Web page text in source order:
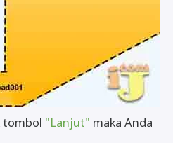
tombol "Lanjut" maka Anda